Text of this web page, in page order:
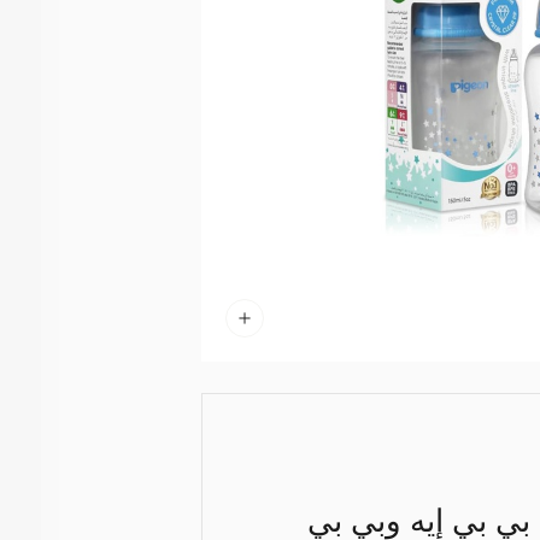
بي إيه وبي بي